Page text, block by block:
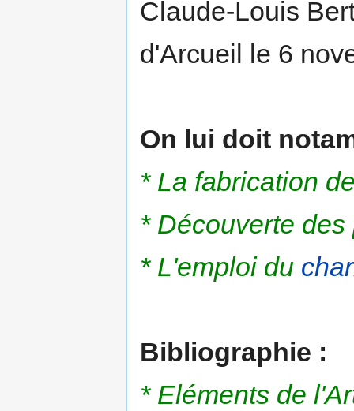
Claude-Louis
d'Arcueil le 6
On lui doit
* La fabrication
* Découverte
* L'emploi du
Bibliographie :
* Eléments de